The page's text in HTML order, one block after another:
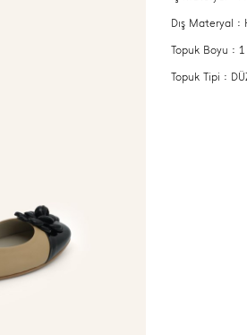
Dış Materyal :
Topuk Boyu : 1
Topuk Tipi :